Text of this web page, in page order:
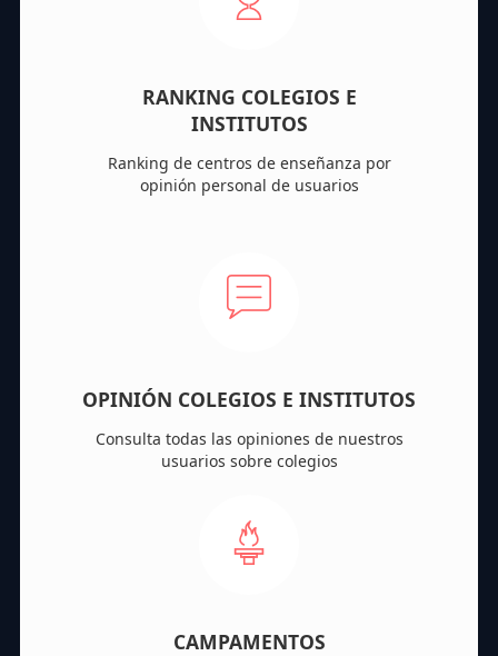
RANKING COLEGIOS E
INSTITUTOS
Ranking de centros de enseñanza por
opinión personal de usuarios
OPINIÓN COLEGIOS E INSTITUTOS
Consulta todas las opiniones de nuestros
usuarios sobre colegios
CAMPAMENTOS